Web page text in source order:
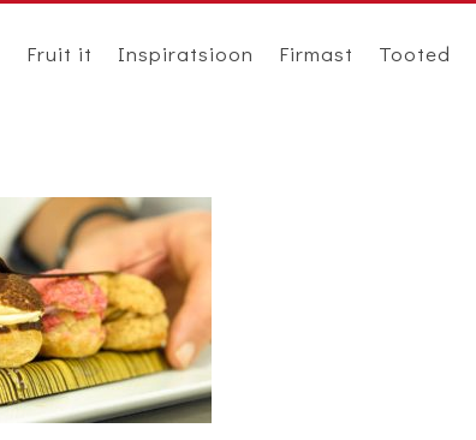
Fruit it Inspiratsioon Firmast Tooted